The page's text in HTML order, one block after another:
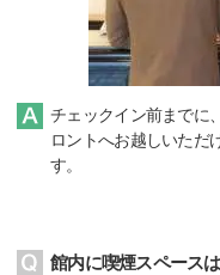
チェックイン前までに
ロントへお越しいただ
す。
館内に喫煙スペース